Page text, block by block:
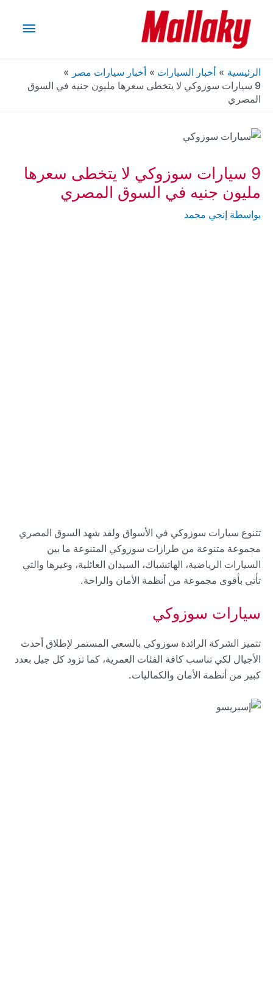
المحتوى
الرئيسية أخبار السيارات
أخبار سيارات مصر
9 سيارات سوزوكي لا يتخطى سعرها مليون جنيه في السوق
المصري
9 سيارات سوزوكي لا يتخطى سعرها
مليون جنيه في السوق المصري
بواسطة إنجي محمد
تتنوع سيارات سوزوكي في الأسواق ولقد شهد السوق المصري
مجموعة متنوعة من طرازات سوزوكي المتنوعة ما بين
السيارات الرياضية، الهاتشباك، السيدان العائلية، وغيرها والتي
تأتي بأقوى مجموعة من أنظمة الأمان والراحة.
سيارات سوزوكي
تتميز الشركة الرائدة سوزوكي بالسعي المستمر لإطلاق أحدث
الأجيال لكي تناسب كافة الفئات العمرية، كما تزود كل جيل بعدد
كبير من أنظمة الأمان والكماليات.